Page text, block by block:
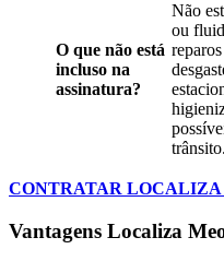
O que não está
incluso na
assinatura?
Não
ou
trânsito.
CONTRATAR LOCALIZA
Vantagens Localiza